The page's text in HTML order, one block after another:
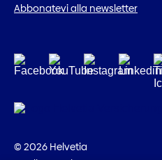
Abbonatevi alla newsletter
© 2026 Helvetia